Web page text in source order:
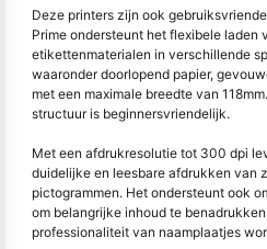
Deze printers zijn ook
Prime ondersteunt het flexibele laden
etikettenmaterialen in verschillende
waaronder doorlopend papier,
met een maximale breedte van
structuur is beginnersvriendelijk.
Met een afdrukresolutie tot 300 dpi
duidelijke en leesbare afdrukken van
pictogrammen. Het ondersteunt ook
om belangrijke inhoud te
professionaliteit van naamplaatjes